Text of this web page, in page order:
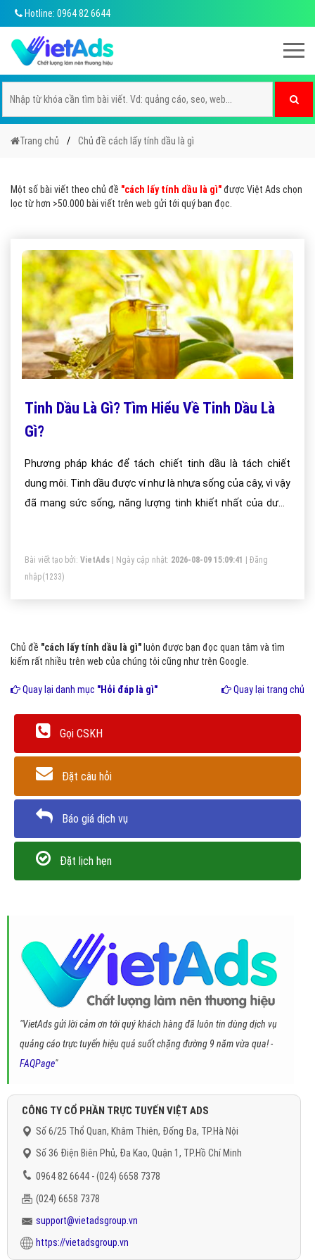
Hotline: 0964 82 6644
Trang chủ Chủ đề cách lấy tính dầu là gì
Một số bài viết theo chủ đề "cách lấy tính dầu là gì"được Việt Ads chọn
lọc từ hơn >50.000 bài viết trên web gửi tới quý bạn đọc.
Tinh Dầu Là Gì? Tìm Hiểu Về Tinh Dầu Là
Gì?
Phương pháp khác để tách chiết tinh dầu là tách chiết
dung môi. Tinh dầu được ví như là nhựa sống của cây, vì vậy
đã mang sức sống, năng lượng tinh khiết nhất của dược
trong, ngoại trừ vài loại tinh dầu như dầu cây hoắc hương,
dầu cam, sả chanh thì đều có màu vàng hoặc hổ phách.
Bài viết tạo bởi: VietAds | Ngày cập nhật: 2026-08-09 15:09:41
Đăng
nhập(1233)
Chủ đề "cách lấy tính dầu là gì" luôn được bạn đọc quan tâm và tìm
kiếm rất nhiều trên web của chúng tôi cũng như trên Google.
Quay lại danh mục "Hỏi đáp là gì" Quay lại trang chủ
Gọi CSKH
Đặt câu hỏi
Báo giá dịch vụ
Đặt lịch hẹn
"VietAds gửi lời cảm ơn tới quý khách hàng đã luôn tin dùng dịch vụ
quảng cáo trực tuyến hiệu quả suốt chặng đường 9 năm vừa qua! -
FAQPage"
CÔNG TY CỔ PHẦN TRỰC TUYẾN VIỆT ADS
Số 6/25 Thổ Quan, Khâm Thiên, Đống Đa, TP.Hà Nội
Số 36 Điện Biên Phủ, Đa Kao, Quận 1, TP.Hồ Chí Minh
0964 82 6644 - (024) 6658 7378
(024) 6658 7378
support@vietadsgroup.vn
https://vietadsgroup.vn